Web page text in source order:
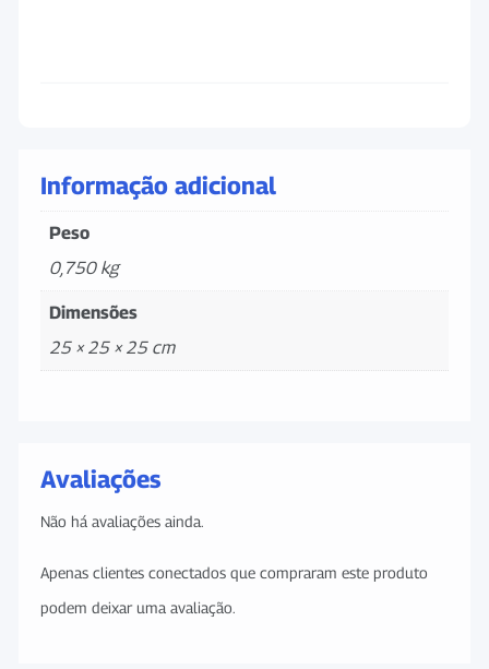
Informação adicional
Peso
0,750 kg
Dimensões
25 × 25 × 25 cm
Avaliações
Não há avaliações ainda.
Apenas clientes conectados que compraram este produto
podem deixar uma avaliação.